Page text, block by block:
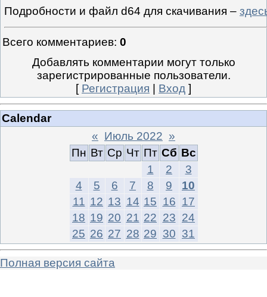
Подробности и файл d64 для скачивания –
Всего комментариев: 0
Добавлять комментарии могут только
зарегистрированные пользователи.
[ Регистрация Вход ]
Calendar
« Июль 2022 »
Пн Вт Ср Чт Пт Сб Вс
1
2
3
4
5 6 7 8 9
10
11 12 13 14 15 16 17
18 19 20 21 22 23 24
25 26 27 28 29 30 31
Полная версия сайта